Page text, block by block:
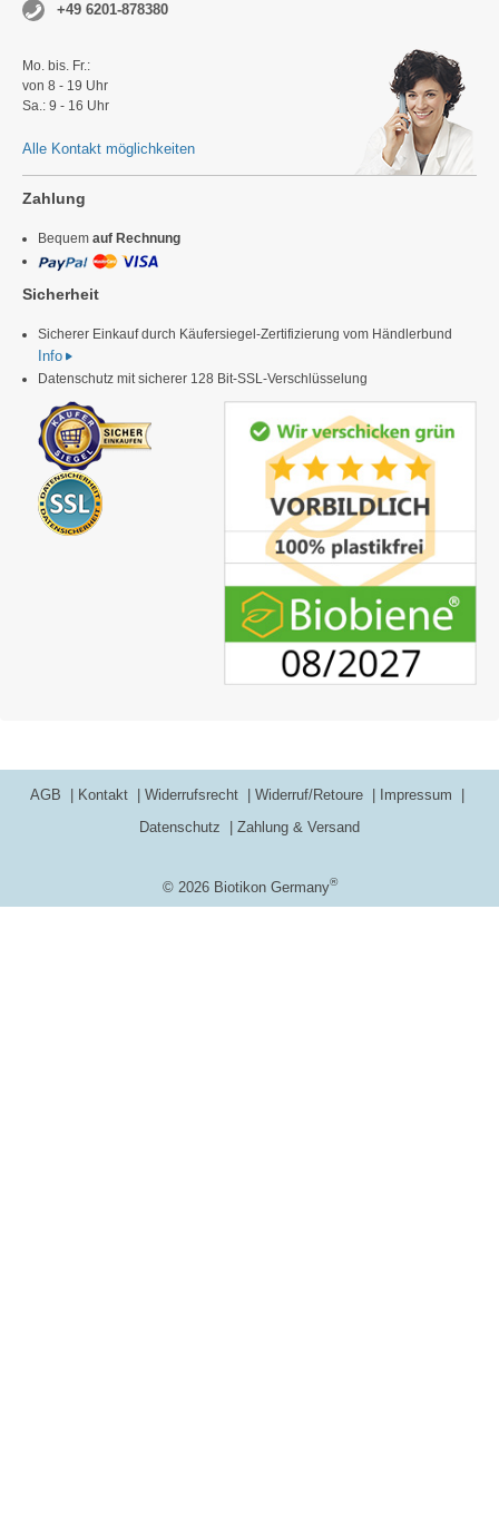
+49 6201-878380
Mo. bis. Fr.:
von 8 - 19 Uhr
Sa.: 9 - 16 Uhr
Alle Kontakt möglichkeiten
Zahlung
Bequem auf Rechnung
Sicherheit
Sicherer Einkauf durch Käufersiegel-Zertifizierung vom Händlerbund
Info
Datenschutz mit sicherer 128 Bit-SSL-Verschlüsselung
© 2026 Biotikon Germany®
AGB Kontakt Widerrufsrecht Widerruf/Retoure
Impressum
Datenschutz
Zahlung & Versand